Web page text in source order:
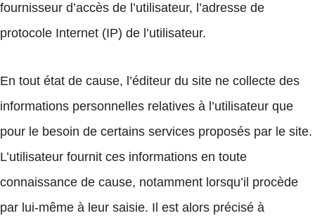
fournisseur d’accès de l’utilisateur, l’adresse de
protocole Internet (IP) de l’utilisateur.
En tout état de cause, l’éditeur du site ne collecte des
informations personnelles relatives à l’utilisateur que
pour le besoin de certains services proposés par le site.
L’utilisateur fournit ces informations en toute
connaissance de cause, notamment lorsqu’il procède
par lui-même à leur saisie. Il est alors précisé à